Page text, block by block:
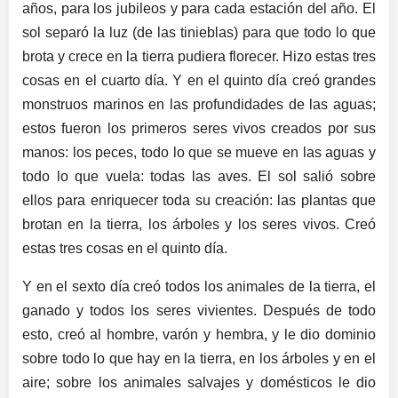
años, para los jubileos y para cada estación del año. El
sol separó la luz (de las tinieblas) para que todo lo que
brota y crece en la tierra pudiera florecer. Hizo estas tres
cosas en el cuarto día. Y en el quinto día creó grandes
monstruos marinos en las profundidades de las aguas;
estos fueron los primeros seres vivos creados por sus
manos: los peces, todo lo que se mueve en las aguas y
todo lo que vuela: todas las aves. El sol salió sobre
ellos para enriquecer toda su creación: las plantas que
brotan en la tierra, los árboles y los seres vivos. Creó
estas tres cosas en el quinto día.
Y en el sexto día creó todos los animales de la tierra, el
ganado y todos los seres vivientes. Después de todo
esto, creó al hombre, varón y hembra, y le dio dominio
sobre todo lo que hay en la tierra, en los árboles y en el
aire; sobre los animales salvajes y domésticos le dio